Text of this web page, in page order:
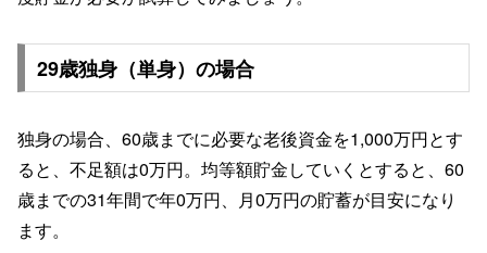
29歳独身（単身）の場合
独身の場合、60歳までに必要な老後資金を1,000万円とす
ると、不足額は0万円。均等額貯金していくとすると、60
歳までの31年間で年0万円、月0万円の貯蓄が目安になり
ます。